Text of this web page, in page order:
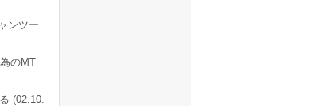
ンツー
のMT
(02.10.